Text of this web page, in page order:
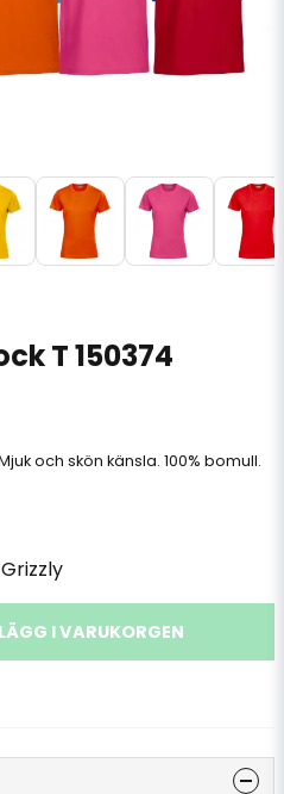
T 150374
och skön känsla. 100% bomull.
Grizzly
LÄGG I VARUKORGEN